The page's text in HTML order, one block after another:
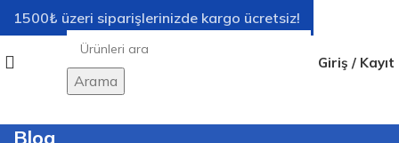
Arama
Giriş / Kayıt
Blog
1500₺ üzeri siparişlerinizde kargo ücretsiz!